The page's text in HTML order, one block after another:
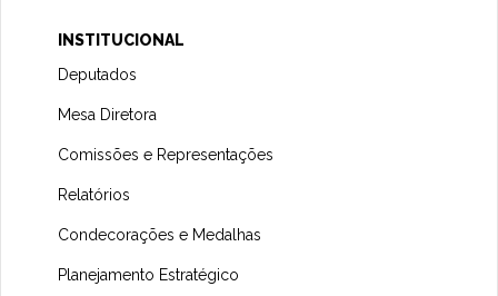
INSTITUCIONAL
Deputados
Mesa Diretora
Comissões e Representações
Relatórios
Condecorações e Medalhas
Planejamento Estratégico